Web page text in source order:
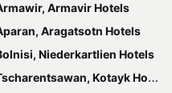
Armavir Hotels
Aragatsotn Hotels
Niederkartlien Hotels
Kotayk Hotels